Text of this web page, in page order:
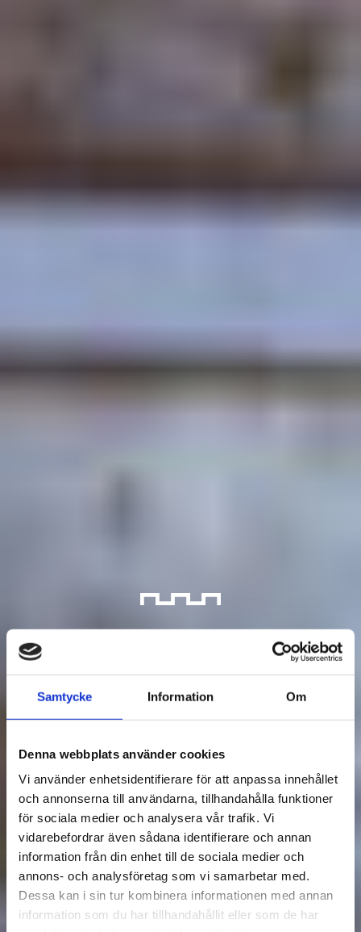
Samtycke Information Om
Denna webbplats använder cookies
Vi använder enhetsidentifierare för att anpassa innehållet
och annonserna till användarna, tillhandahålla funktioner
för sociala medier och analysera vår trafik. Vi
vidarebefordrar även sådana identifierare och annan
information från din enhet till de sociala medier och
annons- och analysföretag som vi samarbetar med.
Dessa kan i sin tur kombinera informationen med annan
information som du har tillhandahållit eller som de har
Välkommen till
Raseborg
Du kanske letar efter?
VÄLKOMMEN TILL RASEBORG – EN KVÄLL
FÖR NYINFLYTTADE ORDNAS FÖR FÖRSTA
GÅNGEN!